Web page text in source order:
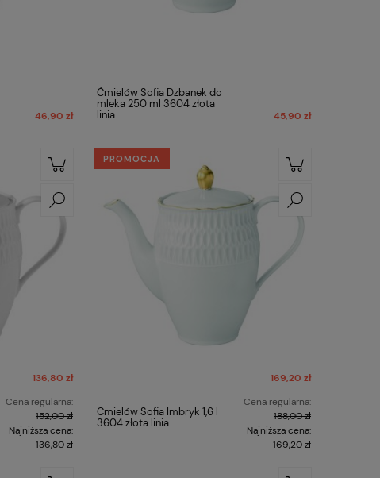
46,90 zł
Ćmielów Sofia Dzbanek do
mleka 250 ml 3604 złota
linia
45,90 zł
136,80 zł
Cena regularna:
152,00 zł
Najniższa cena:
136,80 zł
Ćmielów Sofia Imbryk 1,6 l
3604 złota linia
169,20 zł
Cena regularna:
188,00 zł
Najniższa cena:
169,20 zł
PROMOCJA